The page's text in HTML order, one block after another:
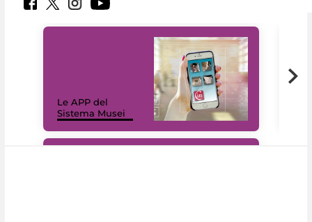
Le APP del
Sistema Musei